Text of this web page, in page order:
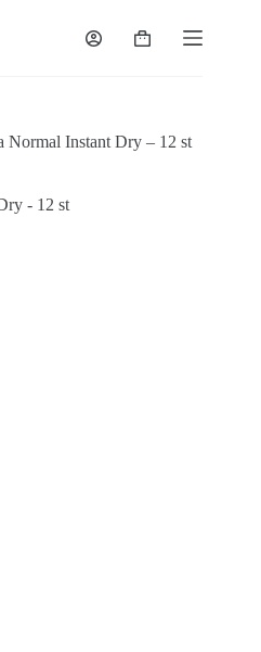
Normal Instant Dry – 12 st